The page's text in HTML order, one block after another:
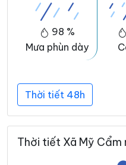
98 %
Mưa phùn dày
Thời tiết 48h
Thời tiết Xã Mỹ Cẩm